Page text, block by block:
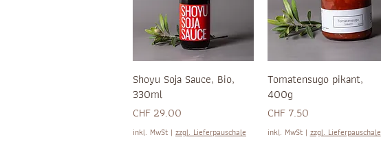
Shoyu Soja Sauce, Bio,
330ml
Preis
CHF 29.00
inkl. MwSt | zzgl. Lieferpauschale
Tomatensugo pikant,
400g
Preis
CHF 7.50
inkl. MwSt| zzgl. Lieferpauschale